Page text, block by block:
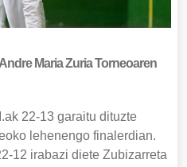
Maria Zuria Torneoaren
22-13 garaitu dituzte
lehenengo finalerdian.
12 irabazi diete Zubizarreta